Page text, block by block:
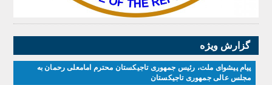
گزارش ویژه
پیام پیشوای ملت، رئیس جمهوری تاجیکستان محترم امامعلی رحمان به
مجلس عالی جمهوری تاجیکستان